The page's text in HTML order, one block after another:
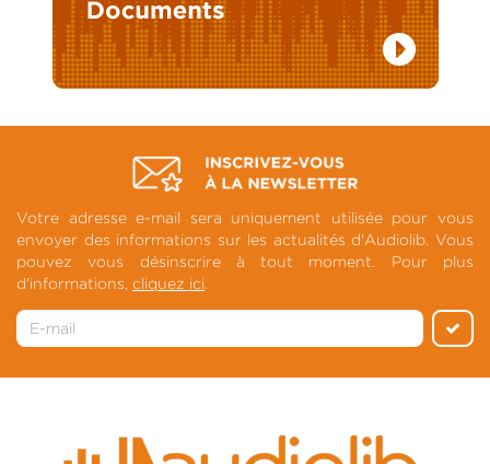
Votre adresse e-mail sera uniquement utilisée pour vous
envoyer des informations sur les actualités d'Audiolib. Vous
pouvez vous désinscrire à tout moment. Pour plus
d'informations, cliquez ici.